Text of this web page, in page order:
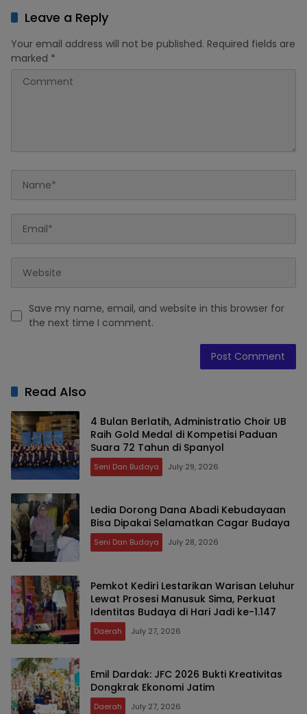
Leave a Reply
Your email address will not be published. Required fields are
marked *
Save my name, email, and website in this browser for
the next time I comment.
Read Also
4 Bulan Berlatih, Administratio Choir UB
Raih Gold Medal di Kompetisi Paduan
Suara 72 Tahun di Spanyol
Seni Dan Budaya July 29, 2026
Ledia Dorong Dana Abadi Kebudayaan
Bisa Dipakai Selamatkan Cagar Budaya
Seni Dan Budaya July 28, 2026
Pemkot Kediri Lestarikan Warisan Leluhur
Lewat Prosesi Manusuk Sima, Perkuat
Identitas Budaya di Hari Jadi ke-1.147
Daerah July 27, 2026
Emil Dardak: JFC 2026 Bukti Kreativitas
Dongkrak Ekonomi Jatim
Daerah July 27, 2026